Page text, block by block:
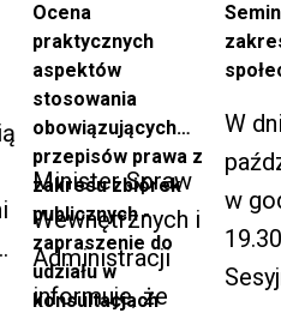
Dziękujemy
Pozarządowco
m?
Ocena
praktycznych
aspektów
stosowania
obowiązujących
przepisów prawa z
zakresu zbiórek
publicznych -
zapraszenie do
udziału w
konsultacjach
Minister Spraw
Wewnętrznych i
Administracji
informuje, że
W
w